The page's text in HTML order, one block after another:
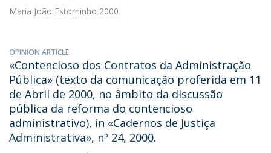
Maria João Estorninho 2000.
OPINION ARTICLE
«Contencioso dos Contratos da Administração
Pública» (texto da comunicação proferida em 11
de Abril de 2000, no âmbito da discussão
pública da reforma do contencioso
administrativo), in «Cadernos de Justiça
Administrativa», nº 24, 2000.